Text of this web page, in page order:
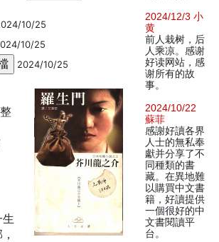
10/25
10/25
2024/10/25
2024/12/3 小
黄
前人栽树，后
人乘凉。感谢
好读网站，感
谢所有的故
事。
2024/10/22
蘇菲
感謝好讀各界
人士的無私奉
獻并分享了不
同種類的書
藏。在異地難
以購買中文書
籍，好讀提供
一個很好的中
文書閱讀平
台。